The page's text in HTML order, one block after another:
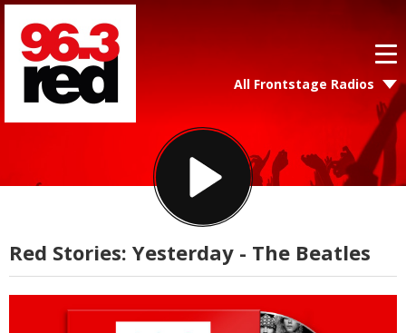
All Frontstage Radios
Red Stories: Yesterday - The Beatles